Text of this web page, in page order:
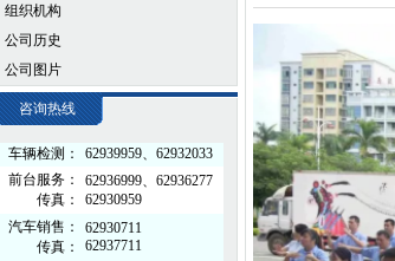
组织机构
公司历史
公司图片
咨询热线
车辆检测：
62939959、62932033
前台服务：
传真：
62936999、62936277
62930959
汽车销售：
传真：
62930711
62937711